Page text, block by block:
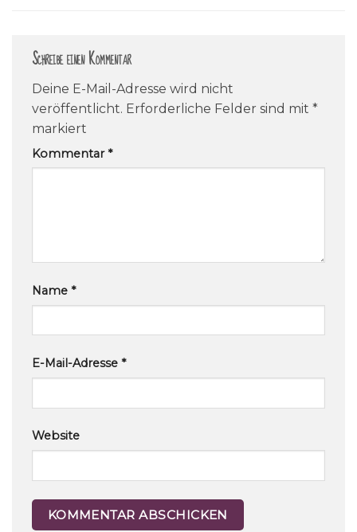
Schreibe einen Kommentar
Deine E-Mail-Adresse wird nicht
veröffentlicht. Erforderliche Felder sind mit *
markiert
Kommentar*
Name *
E-Mail-Adresse *
Website